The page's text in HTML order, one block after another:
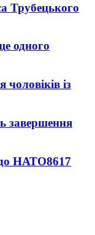
Трубецького
одного
із
завершення
до НАТО8617